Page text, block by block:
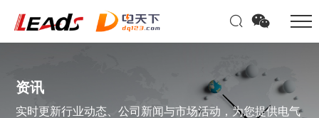
资讯
实时更新行业动态、公司新闻与市场活动，为您提供电气